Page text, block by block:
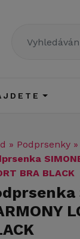
» Podprsenky »
BRA BLACK